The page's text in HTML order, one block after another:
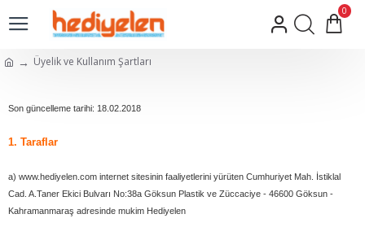
0
Üyelik ve Kullanım Şartları
Son güncelleme tarihi: 18.02.2018
1. Taraflar
a) www.hediyelen.com internet sitesinin faaliyetlerini yürüten Cumhuriyet Mah. İstiklal
Cad. A.Taner Ekici Bulvarı No:38a Göksun Plastik ve Züccaciye - 46600 Göksun -
Kahramanmaraş adresinde mukim Hediyelen